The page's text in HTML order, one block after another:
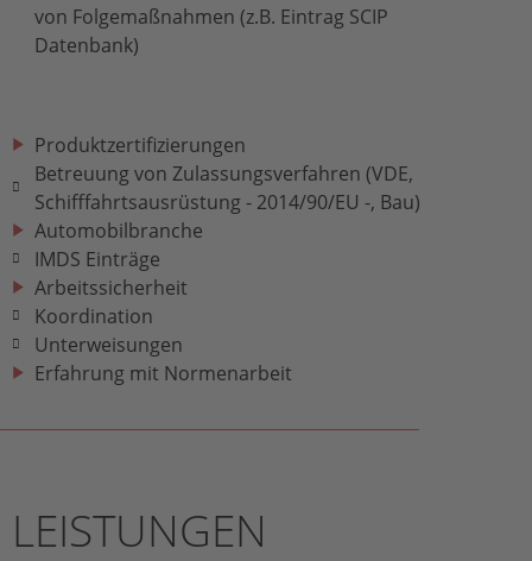
von Folgemaßnahmen (z.B. Eintrag SCIP
Datenbank)
Produktzertifizierungen
Betreuung von Zulassungsverfahren (VDE,
Schifffahrtsausrüstung - 2014/90/EU -, Bau)
Automobilbranche
IMDS Einträge
Arbeitssicherheit
Koordination
Unterweisungen
Erfahrung mit Normenarbeit
LEISTUNGEN